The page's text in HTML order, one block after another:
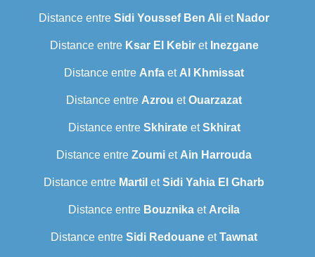
Distance entre Sidi Youssef Ben Ali et Nador
Distance entre Ksar El Kebiret Inezgane
Distance entre Anfa et Al Khmissat
Distance entre Azrou etOuarzazat
Distance entre SkhirateetSkhirat
Distance entre Zoumi et Ain Harrouda
Distance entre Martil etSidi Yahia El Gharb
Distance entre Bouznika et Arcila
Distance entre Sidi Redouane etTawnat